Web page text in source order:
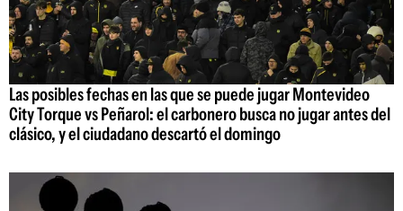
Las posibles fechas en las que se puede jugar Montevideo
City Torque vs Peñarol: el carbonero busca no jugar antes del
clásico, y el ciudadano descartó el domingo